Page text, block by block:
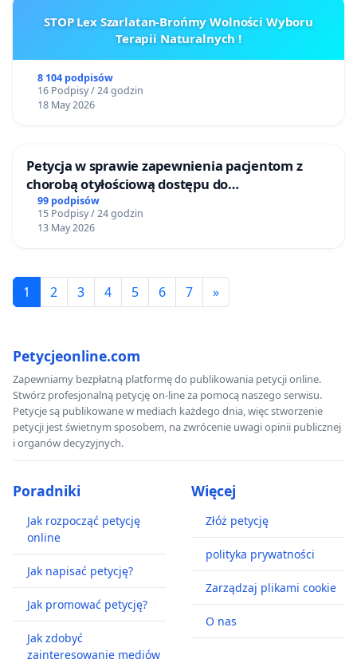
STOP Lex Szarlatan-Brońmy Wolności Wyboru
Terapii Naturalnych !
8 104 podpisów
16 Podpisy / 24 godzin
18 May 2026
Petycja w sprawie zapewnienia pacjentom z
chorobą otyłościową dostępu do
kompleksowego leczenia oraz programów
profilaktycznych.
99 podpisów
15 Podpisy / 24 godzin
13 May 2026
1 2 3 4 5 6 7 »
Petycjeonline.com
Zapewniamy bezpłatną platformę do publikowania petycji online.
Stwórz profesjonalną petycję on-line za pomocą naszego serwisu.
Petycje są publikowane w mediach każdego dnia, więc stworzenie
petycji jest świetnym sposobem, na zwrócenie uwagi opinii publicznej
i organów decyzyjnych.
Poradniki
Jak rozpocząć petycję
online
Jak napisać petycję?
Jak promować petycję?
Jak zdobyć
zainteresowanie mediów
Więcej
Złóż petycję
polityka prywatności
Zarządzaj plikami cookie
O nas